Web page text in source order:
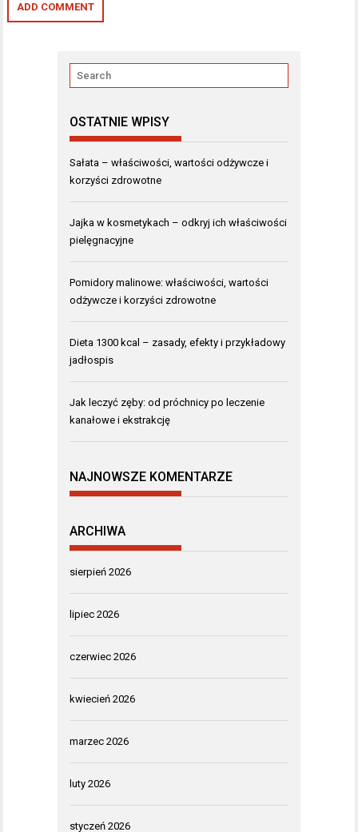
OSTATNIE WPISY
Sałata – właściwości, wartości odżywcze i
korzyści zdrowotne
Jajka w kosmetykach – odkryj ich właściwości
pielęgnacyjne
Pomidory malinowe: właściwości, wartości
odżywcze i korzyści zdrowotne
Dieta 1300 kcal – zasady, efekty i przykładowy
jadłospis
Jak leczyć zęby: od próchnicy po leczenie
kanałowe i ekstrakcję
NAJNOWSZE KOMENTARZE
ARCHIWA
sierpień 2026
lipiec 2026
czerwiec 2026
kwiecień 2026
marzec 2026
luty 2026
styczeń 2026